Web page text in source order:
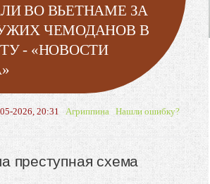
ВО ВЬЕТНАМЕ ЗА
ЧЕМОДАНОВ В
- «НОВОСТИ
2026, 20:31Агриппина Нашли ошибку?
преступная схема